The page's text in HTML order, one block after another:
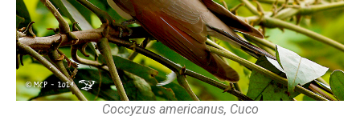
Coccyzus americanus, Cuco